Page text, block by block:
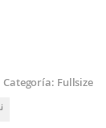
Categoría: Fullsize